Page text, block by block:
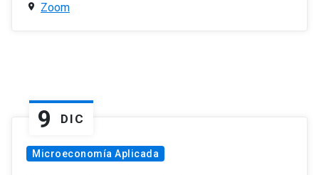
Zoom
9 DIC
Microeconomía Aplicada